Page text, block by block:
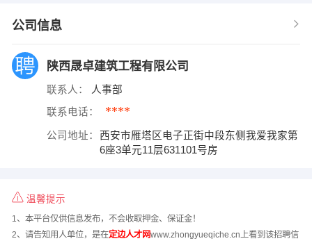
公司信息
陕西晟卓建筑工程有限公司
联系人： 人事部
联系电话： ****
公司地址：
西安市雁塔区电子正街中段东侧我爱我家第
6座3单元11层631101号房
温馨提示
1、本平台仅供信息发布，不会收取押金、保证金！
2、请告知用人单位，是在定边人才网www.zhongyueqiche.cn上看到该招聘信